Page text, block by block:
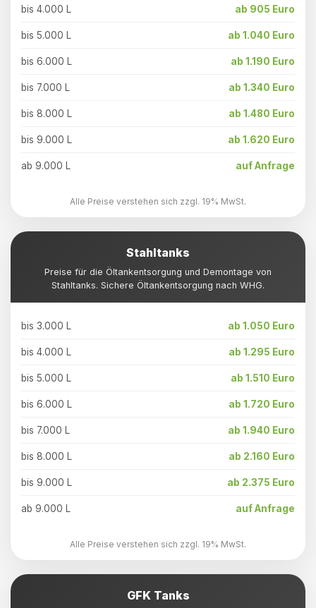
bis 4.000 L ab 905 Euro
bis 5.000 L ab 1.040 Euro
bis 6.000 L ab 1.190 Euro
bis 7.000 L ab 1.340 Euro
bis 8.000 L ab 1.480 Euro
bis 9.000 L ab 1.620 Euro
ab 9.000 L auf Anfrage
Alle Preise verstehen sich zzgl. 19% MwSt.
Stahltanks
Preise für die Öltankentsorgung und Demontage von
Stahltanks. Sichere Öltankentsorgung nach WHG.
bis 3.000 L ab 1.050 Euro
bis 4.000 L ab 1.295 Euro
bis 5.000 L ab 1.510 Euro
bis 6.000 L ab 1.720 Euro
bis 7.000 L ab 1.940 Euro
bis 8.000 L ab 2.160 Euro
bis 9.000 L ab 2.375 Euro
ab 9.000 L auf Anfrage
Alle Preise verstehen sich zzgl. 19% MwSt.
GFK Tanks